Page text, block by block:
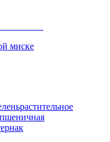
миске
растительное
пшеничная